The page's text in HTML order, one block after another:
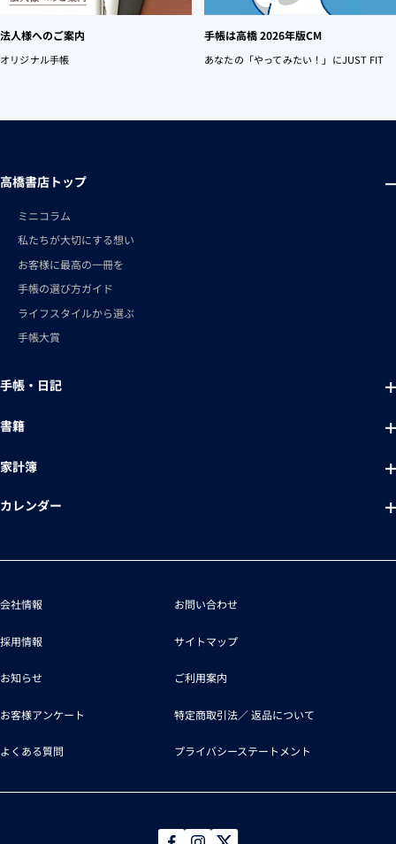
法人様へのご案内
オリジナル手帳
手帳は高橋 2026年版CM
あなたの「やってみたい！」にJUST FIT
高橋書店トップ
ミニコラム
私たちが大切にする想い
お客様に最高の一冊を
手帳の選び方ガイド
ライフスタイルから選ぶ
手帳大賞
手帳・日記
書籍
家計簿
カレンダー
会社情報
採用情報
お知らせ
お客様アンケート
よくある質問
お問い合わせ
サイトマップ
ご利用案内
特定商取引法／返品について
プライバシーステートメント